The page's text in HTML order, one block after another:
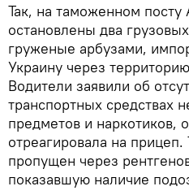
Так, на таможенном посту
остановлены два
груженые арбузами,
Украину через
Водители заявили об
транспортных средствах
предметов и наркотиков,
отреагировала на
пропущен через
показавшую наличие